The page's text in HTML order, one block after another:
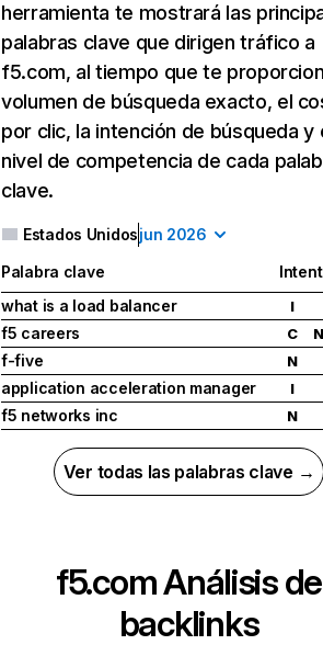
herramienta te mostrará las
palabras clave que dirigen tráfico a
f5.com, al tiempo que te
volumen de búsqueda exacto, el
por clic, la intención de búsqueda y
nivel de competencia de cada
clave.
Estados Unidosjun 2026
Palabra clave
what is a load balancer
I
f5 careers C N
f-five N
application acceleration manager I
f5 networks inc N
Ver todas las palabras clave →
f5.comAnálisis de
backlinks